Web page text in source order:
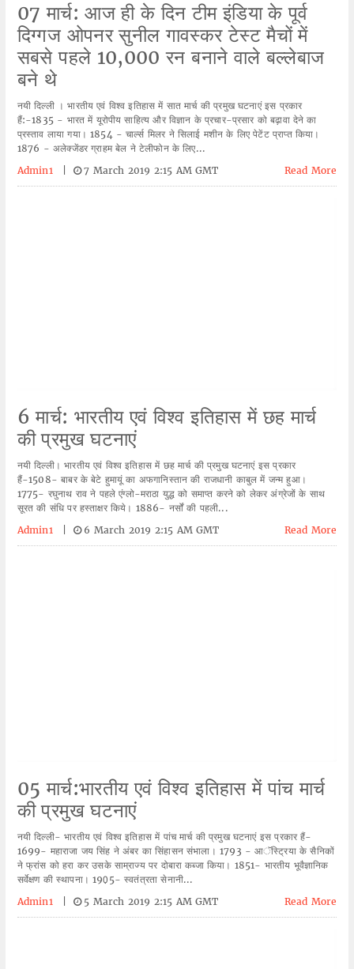
07 मार्च: आज ही के दिन टीम इंडिया के पूर्व
दिग्गज ओपनर सुनील गावस्कर टेस्ट मैचों में
सबसे पहले 10,000 रन बनाने वाले बल्लेबाज
बने थे
नयी दिल्ली । भारतीय एवं विश्व इतिहास में सात मार्च की प्रमुख घटनाएं इस प्रकार
हैं:-1835 - भारत में यूरोपीय साहित्य और विज्ञान के प्रचार-प्रसार को बढ़ावा देने का
प्रस्ताव लाया गया। 1854 - चार्ल्स मिलर ने सिलाई मशीन के लिए पेटेंट प्राप्त किया।
1876 - अलेक्जेंडर ग्राहम बेल ने टेलीफोन के लिए...
Admin1
7 March 2019 2:15 AM GMT Read More
6 मार्च: भारतीय एवं विश्व इतिहास में छह मार्च
की प्रमुख घटनाएं
नयी दिल्ली। भारतीय एवं विश्व इतिहास में छह मार्च की प्रमुख घटनाएं इस प्रकार
हैं-1508- बाबर के बेटे हुमायूं का अफगानिस्तान की राजधानी काबुल में जन्म हुआ।
1775- रघुनाथ राव ने पहले एंग्लो-मराठा युद्ध को समाप्त करने को लेकर अंग्रेजों के साथ
सूरत की संधि पर हस्ताक्षर किये। 1886- नर्सों की पहली...
Admin1
6 March 2019 2:15 AM GMT Read More
05 मार्च:भारतीय एवं विश्व इतिहास में पांच मार्च
की प्रमुख घटनाएं
नयी दिल्ली- भारतीय एवं विश्व इतिहास में पांच मार्च की प्रमुख घटनाएं इस प्रकार हैं-
1699- महाराजा जय सिंह ने अंबर का सिंहासन संभाला। 1793 - आॅस्ट्रिया के सैनिकों
ने फ्रांस को हरा कर उसके साम्राज्य पर दोबारा कब्जा किया। 1851- भारतीय भूवैज्ञानिक
सर्वेक्षण की स्थापना। 190़5- स्वतंत्रता सेनानी...
Admin1
5 March 2019 2:15 AM GMT Read More